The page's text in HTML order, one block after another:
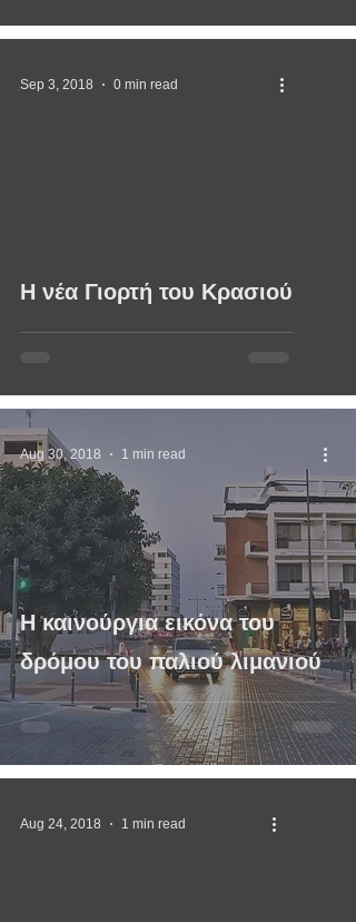
Η νέα Γιορτή του Κρασιού
Sep 3, 2018 0 min read
Η καινούργια εικόνα του
δρόμου του παλιού λιμανιού
Aug 30, 2018 1 min read
Aug 24, 2018 1 min read